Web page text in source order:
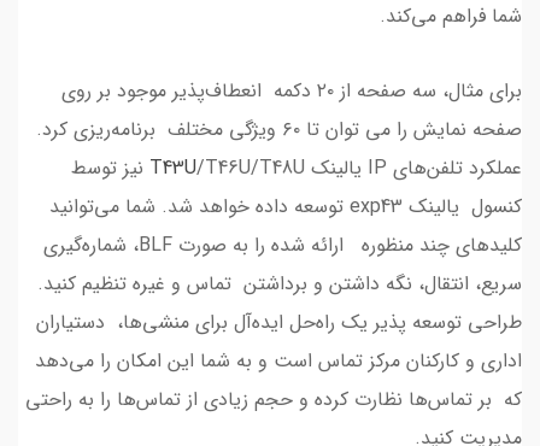
شما فراهم می‌کند.
برای مثال، سه صفحه از ۲۰ دکمه انعطاف‌پذیر موجود بر روی
صفحه نمایش را می توان تا ۶۰ ویژگی مختلف برنامه‌ریزی کرد.
عملکرد تلفن‌های IP یالینک
T43U /T46U/T48U نیز توسط
کنسول یالینک exp43 توسعه داده خواهد شد. شما می‌توانید
کلیدهای چند منظوره ارائه شده را به صورت BLF، شماره‌گیری
سریع، انتقال، نگه داشتن و برداشتن تماس و غیره تنظیم کنید.
طراحی توسعه پذیر یک راه‌حل ایده‌آل برای منشی‌ها، دستیاران
اداری و کارکنان مرکز تماس است و به شما این امکان را می‌دهد
که بر تماس‌ها نظارت کرده و حجم زیادی از تماس‌ها را به راحتی
مدیریت کنید.